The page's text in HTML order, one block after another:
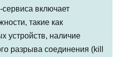
включает
такие как
устройств, наличие
разрыва соединения (kill